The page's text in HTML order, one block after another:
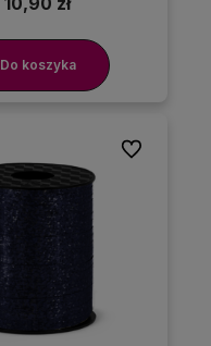
10,90 zł
Do koszyka
Do ulubionych